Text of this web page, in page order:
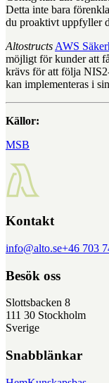
Detta inte bara
du proaktivt uppfyller
Altostructs AWS
möjligt för kunder att
krävs för att följa
kan implementeras i
Källor:
MSB
Kontakt
info@alto.se+46 703
Besök oss
Slottsbacken 8
111 30 Stockholm
Sverige
Snabblänkar